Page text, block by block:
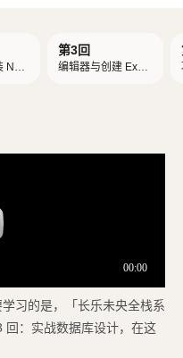
Nod
第3回
编辑器与创建 Expr
习的是，「长乐未央全栈系
回：实战数据库设计，在这